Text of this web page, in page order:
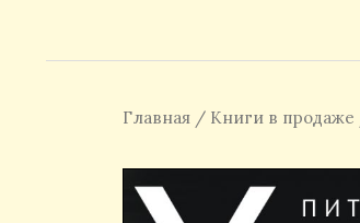
Главная / Книги в продаже